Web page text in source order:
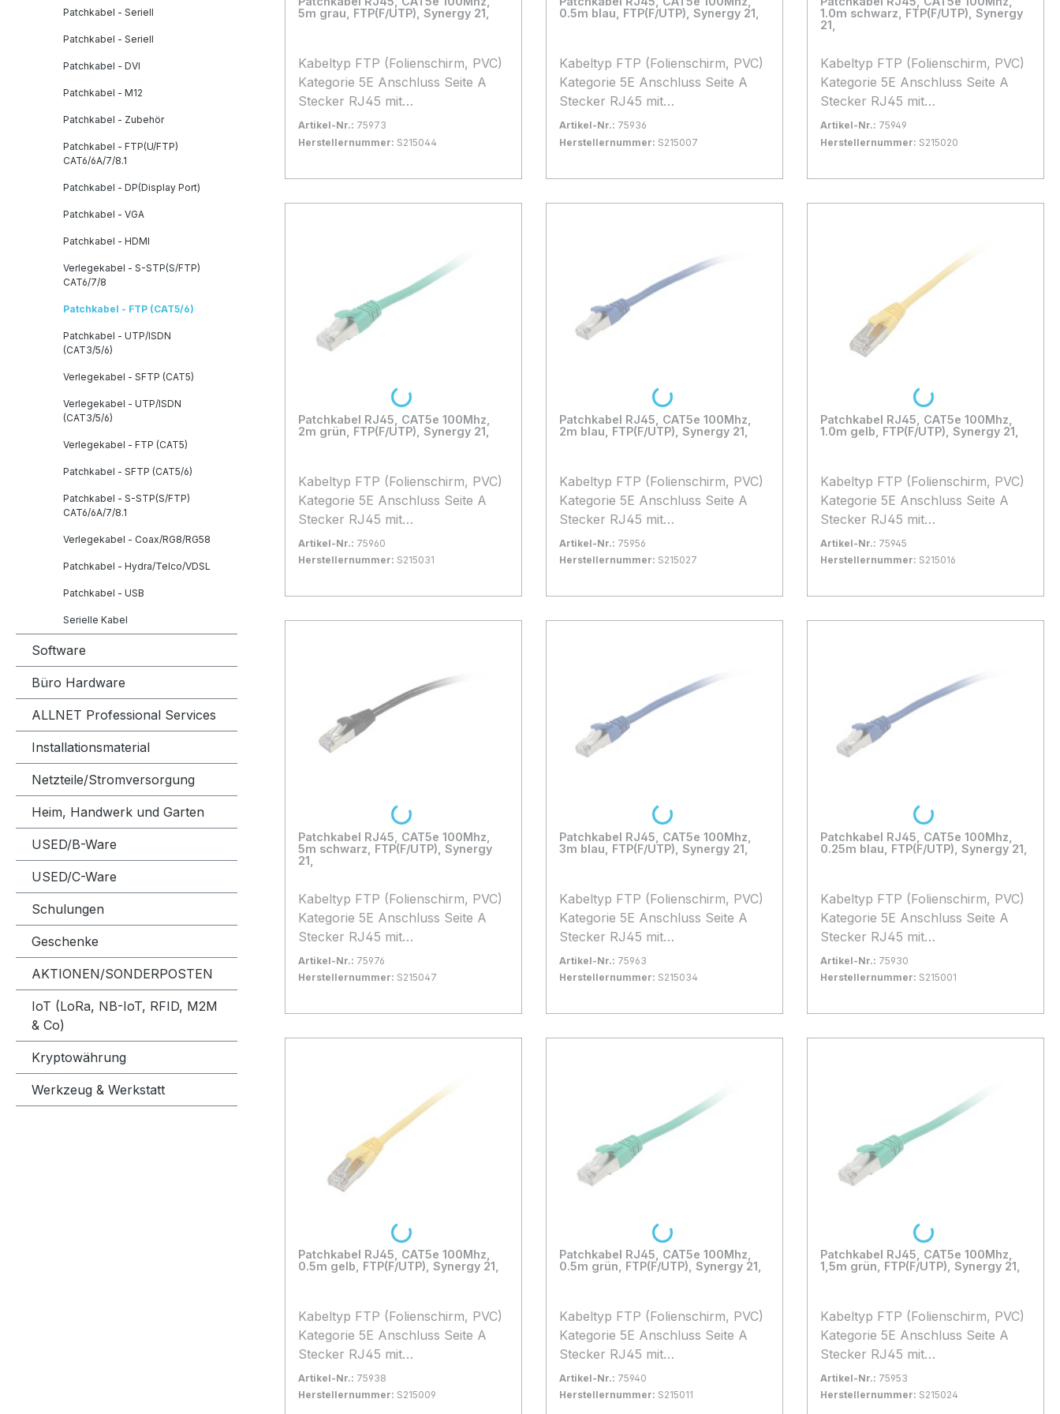
Patchkabel - Seriell
Patchkabel - Seriell
Patchkabel - DVI
Patchkabel - M12
Patchkabel - Zubehör
Patchkabel - FTP(U/FTP)
CAT6/6A/7/8.1
Patchkabel - DP(Display Port)
Patchkabel - VGA
Patchkabel - HDMI
Verlegekabel - S-STP(S/FTP)
CAT6/7/8
Patchkabel - FTP (CAT5/6)
Patchkabel - UTP/ISDN
(CAT3/5/6)
Verlegekabel - SFTP (CAT5)
Verlegekabel - UTP/ISDN
(CAT3/5/6)
Verlegekabel - FTP (CAT5)
Patchkabel - SFTP (CAT5/6)
Patchkabel - S-STP(S/FTP)
CAT6/6A/7/8.1
Verlegekabel - Coax/RG8/RG58
Patchkabel - Hydra/Telco/VDSL
Patchkabel - USB
Serielle Kabel
Software
Büro Hardware
ALLNET Professional Services
Installationsmaterial
Netzteile/Stromversorgung
Heim, Handwerk und Garten
USED/B-Ware
USED/C-Ware
Schulungen
Geschenke
AKTIONEN/SONDERPOSTEN
IoT (LoRa, NB-IoT, RFID, M2M
& Co)
Kryptowährung
Werkzeug & Werkstatt
5m grau, FTP(F/UTP), Synergy 21,
Kabeltyp FTP (Folienschirm, PVC)
Kategorie 5E Anschluss Seite A
Stecker RJ45 mit
Rasternasenschutz, Anschluss
Seite B Stecker RJ45 mit
m Kabelfarbe grau Besonderheit
Artikel-Nr.: 75973
Herstellernummer: S215044
In den Warenkorb
0.5m blau, FTP(F/UTP), Synergy 21,
Kabeltyp FTP (Folienschirm, PVC)
Kategorie 5E Anschluss Seite A
Stecker RJ45 mit
Rasternasenschutz, Anschluss
Seite B Stecker RJ45 mit
0.5 m Kabelfarbe blau
Artikel-Nr.: 75936
Herstellernummer: S215007
In den Warenkorb
1.0m schwarz, FTP(F/UTP), Synergy
21,
Kabeltyp FTP (Folienschirm, PVC)
Kategorie 5E Anschluss Seite A
Stecker RJ45 mit
Rasternasenschutz, Anschluss
Seite B Stecker RJ45 mit
m Kabelfarbe schwarz
Artikel-Nr.: 75949
Herstellernummer: S215020
In den Warenkorb
Patchkabel RJ45, CAT5e 100Mhz,
2m grün, FTP(F/UTP), Synergy 21,
Kabeltyp FTP (Folienschirm, PVC)
Kategorie 5E Anschluss Seite A
Stecker RJ45 mit
Rasternasenschutz, Anschluss
Seite B Stecker RJ45 mit
m Kabelfarbe grün Besonderheit
Artikel-Nr.: 75960
Herstellernummer: S215031
In den Warenkorb
Loading...
Patchkabel RJ45, CAT5e 100Mhz,
2m blau, FTP(F/UTP), Synergy 21,
Kabeltyp FTP (Folienschirm, PVC)
Kategorie 5E Anschluss Seite A
Stecker RJ45 mit
Rasternasenschutz, Anschluss
Seite B Stecker RJ45 mit
m Kabelfarbe blau Besonderheit
Artikel-Nr.: 75956
Herstellernummer: S215027
In den Warenkorb
Loading...
Patchkabel RJ45, CAT5e 100Mhz,
1.0m gelb, FTP(F/UTP), Synergy 21,
Kabeltyp FTP (Folienschirm, PVC)
Kategorie 5E Anschluss Seite A
Stecker RJ45 mit
Rasternasenschutz, Anschluss
Seite B Stecker RJ45 mit
m Kabelfarbe gelb Besonderheit
Artikel-Nr.: 75945
Herstellernummer: S215016
In den Warenkorb
Loading...
Patchkabel RJ45, CAT5e 100Mhz,
5m schwarz, FTP(F/UTP), Synergy
21,
Kabeltyp FTP (Folienschirm, PVC)
Kategorie 5E Anschluss Seite A
Stecker RJ45 mit
Rasternasenschutz, Anschluss
Seite B Stecker RJ45 mit
m Kabelfarbe schwarz
Artikel-Nr.: 75976
Herstellernummer: S215047
In den Warenkorb
Loading...
Patchkabel RJ45, CAT5e 100Mhz,
3m blau, FTP(F/UTP), Synergy 21,
Kabeltyp FTP (Folienschirm, PVC)
Kategorie 5E Anschluss Seite A
Stecker RJ45 mit
Rasternasenschutz, Anschluss
Seite B Stecker RJ45 mit
m Kabelfarbe blau Besonderheit
Artikel-Nr.: 75963
Herstellernummer: S215034
In den Warenkorb
Loading...
Patchkabel RJ45, CAT5e 100Mhz,
0.25m blau, FTP(F/UTP), Synergy 21,
Kabeltyp FTP (Folienschirm, PVC)
Kategorie 5E Anschluss Seite A
Stecker RJ45 mit
Rasternasenschutz Anschluss
Seite B Stecker RJ45 mit
0.25 m Kabelfarbe blau
Artikel-Nr.: 75930
Herstellernummer: S215001
In den Warenkorb
Loading...
Patchkabel RJ45, CAT5e 100Mhz,
0.5m gelb, FTP(F/UTP), Synergy 21,
Kabeltyp FTP (Folienschirm, PVC)
Kategorie 5E Anschluss Seite A
Stecker RJ45 mit
Rasternasenschutz, Anschluss
Seite B Stecker RJ45 mit
Artikel-Nr.: 75938
Herstellernummer: S215009
Loading...
Patchkabel RJ45, CAT5e 100Mhz,
0.5m grün, FTP(F/UTP), Synergy 21,
Kabeltyp FTP (Folienschirm, PVC)
Kategorie 5E Anschluss Seite A
Stecker RJ45 mit
Rasternasenschutz, Anschluss
Seite B Stecker RJ45 mit
Artikel-Nr.: 75940
Herstellernummer: S215011
Loading...
Patchkabel RJ45, CAT5e 100Mhz,
1,5m grün, FTP(F/UTP), Synergy 21,
Kabeltyp FTP (Folienschirm, PVC)
Kategorie 5E Anschluss Seite A
Stecker RJ45 mit
Rasternasenschutz, Anschluss
Seite B Stecker RJ45 mit
Artikel-Nr.: 75953
Herstellernummer: S215024
Loading...